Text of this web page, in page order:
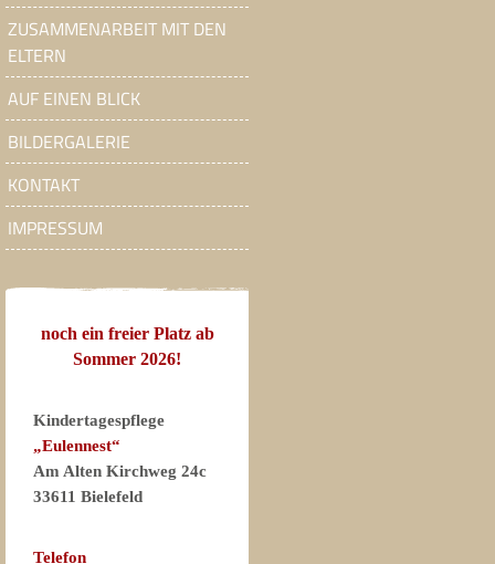
ZUSAMMENARBEIT MIT DEN
ELTERN
AUF EINEN BLICK
BILDERGALERIE
KONTAKT
IMPRESSUM
noch ein freier Platz ab
Sommer 2026!
Kindertagespflege
„Eulennest“
Am Alten Kirchweg 24c
33611 Bielefeld
Telefon